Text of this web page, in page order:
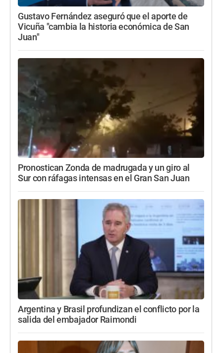
Gustavo Fernández aseguró que el aporte de
Vicuña "cambia la historia económica de San
Juan"
Pronostican Zonda de madrugada y un giro al
Sur con ráfagas intensas en el Gran San Juan
Argentina y Brasil profundizan el conflicto por la
salida del embajador Raimondi